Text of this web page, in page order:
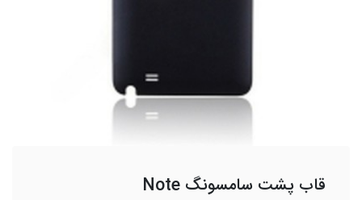
قاب پشت سامسونگ Note